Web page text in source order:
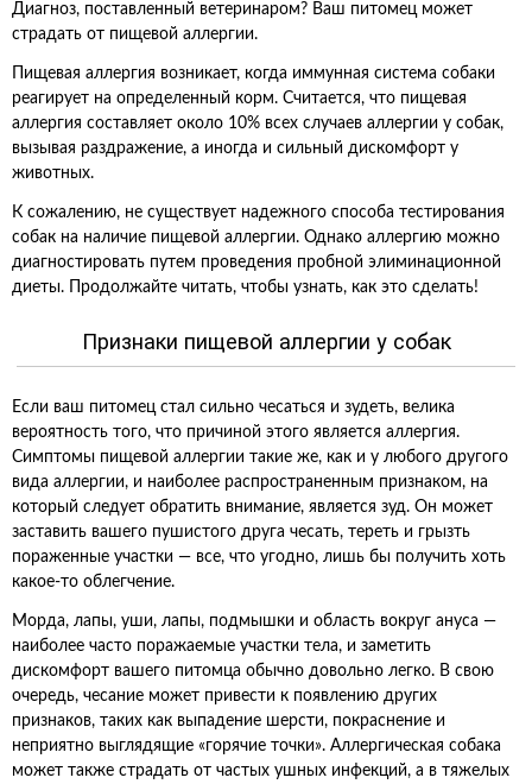
Диагноз, поставленный ветеринаром? Ваш питомец может
страдать от пищевой аллергии.
Пищевая аллергия возникает, когда иммунная система собаки
реагирует на определенный корм. Считается, что пищевая
аллергия составляет около 10% всех случаев аллергии у собак,
вызывая раздражение, а иногда и сильный дискомфорт у
животных.
К сожалению, не существует надежного способа тестирования
собак на наличие пищевой аллергии. Однако аллергию можно
диагностировать путем проведения пробной элиминационной
диеты. Продолжайте читать, чтобы узнать, как это сделать!
Признаки пищевой аллергии у собак
Если ваш питомец стал сильно чесаться и зудеть, велика
вероятность того, что причиной этого является аллергия.
Симптомы пищевой аллергии такие же, как и у любого другого
вида аллергии, и наиболее распространенным признаком, на
который следует обратить внимание, является зуд. Он может
заставить вашего пушистого друга чесать, тереть и грызть
пораженные участки — все, что угодно, лишь бы получить хоть
какое-то облегчение.
Морда, лапы, уши, лапы, подмышки и область вокруг ануса —
наиболее часто поражаемые участки тела, и заметить
дискомфорт вашего питомца обычно довольно легко. В свою
очередь, чесание может привести к появлению других
признаков, таких как выпадение шерсти, покраснение и
неприятно выглядящие «горячие точки». Аллергическая собака
может также страдать от частых ушных инфекций, а в тяжелых